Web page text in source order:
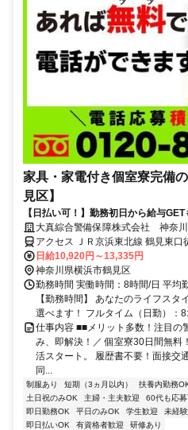
家具・家電付き個室寮完備
見区】
【日払い可！】勤務初日から給与
与」ですぐ働ける★直行直帰OK★
大真綜合警備保障株式会社 神奈
アクセス ＪＲ京浜東北線 鶴見東口
東口徒歩約3分、ＪＲ京浜東北線
鶴見区エリア(浅野駅、安善駅、海
日給10,920円～13,335円
神奈川県横浜市鶴見区
勤務時間 実働時間：8時間/日 平均
【勤務時間】 あなたのライフス
選べます！ フルタイム（日勤）：
仕事内容 ■■メリット多数！注目の
み、即解決！／ 個室寮30日間無料
活スタート。 履歴書不要！面接交
同...
制服あり 短期（3ヵ月以内） 扶養内勤務
土日祝のみOK
主婦・主夫歓迎 60代も応
即日勤務OK
平日のみOK 学生歓迎 未経
即日払いOK
有資格者歓迎 研修あり